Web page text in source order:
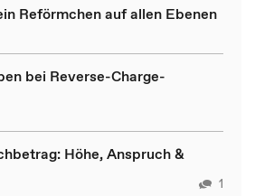
Reförmchen auf allen Ebenen
bei Reverse-Charge-
Höhe, Anspruch &
1